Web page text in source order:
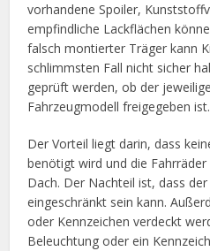
vorhandene Spoiler,
empfindliche Lackflächen
falsch montierter Träger kann
schlimmsten Fall nicht sicher
geprüft werden, ob der
Fahrzeugmodell freigegeben ist.
Der Vorteil liegt darin, dass
benötigt wird und die
Dach. Der Nachteil ist, dass
eingeschränkt sein kann.
oder Kennzeichen verdeckt
Beleuchtung oder ein